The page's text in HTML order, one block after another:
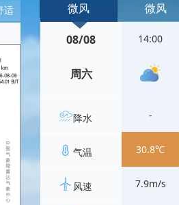
适
微风
微风
08/08
周六
降水
气温
风速
14:00
-
30.8℃
7.9m/s